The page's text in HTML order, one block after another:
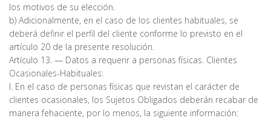
los motivos de su elección.
b) Adicionalmente, en el caso de los clientes habituales, se
deberá definir el perfil del cliente conforme lo previsto en el
artículo 20 de la presente resolución.
Artículo 13. — Datos a requerir a personas físicas. Clientes
Ocasionales-Habituales:
I. En el caso de personas físicas que revistan el carácter de
clientes ocasionales, los Sujetos Obligados deberán recabar de
manera fehaciente, por lo menos, la siguiente información: